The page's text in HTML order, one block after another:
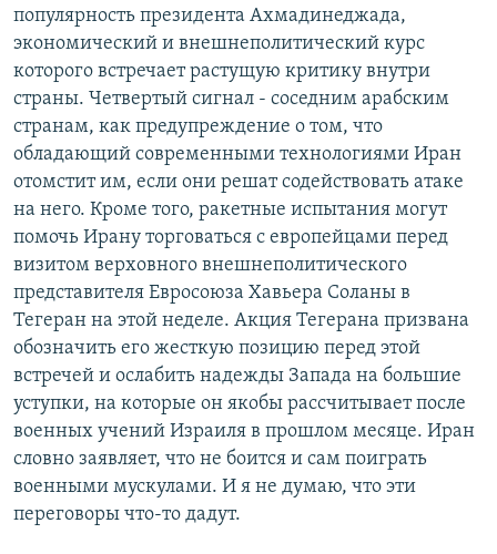
популярность президента Ахмадинеджада,
экономический и внешнеполитический курс
которого встречает растущую критику внутри
страны. Четвертый сигнал - соседним арабским
странам, как предупреждение о том, что
обладающий современными технологиями Иран
отомстит им, если они решат содействовать атаке
на него. Кроме того, ракетные испытания могут
помочь Ирану торговаться с европейцами перед
визитом верховного внешнеполитического
представителя Евросоюза Хавьера Соланы в
Тегеран на этой неделе. Акция Тегерана призвана
обозначить его жесткую позицию перед этой
встречей и ослабить надежды Запада на большие
уступки, на которые он якобы рассчитывает после
военных учений Израиля в прошлом месяце. Иран
словно заявляет, что не боится и сам поиграть
военными мускулами. И я не думаю, что эти
переговоры что-то дадут.